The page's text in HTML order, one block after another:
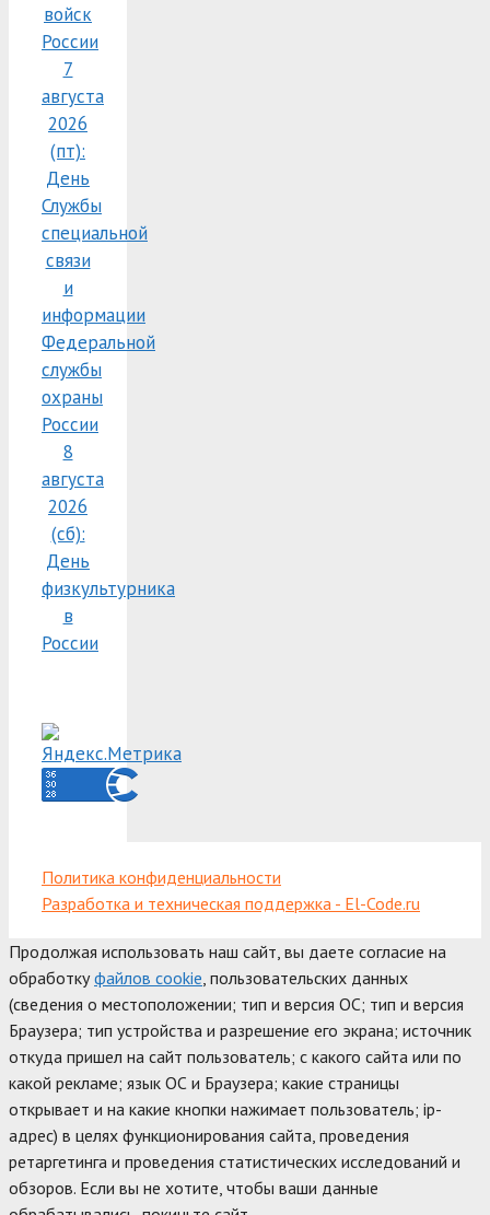
войск
России
7
августа
2026
(пт):
День
Службы
специальной
связи
и
информации
Федеральной
службы
охраны
России
8
августа
2026
(сб):
День
физкультурника
в
России
Политика конфиденциальности
Разработка и техническая поддержка - El-Code.ru
Продолжая использовать наш сайт, вы даете согласие на
обработкуфайлов cookie , пользовательских данных
(сведения о местоположении; тип и версия ОС; тип и версия
Браузера; тип устройства и разрешение его экрана; источник
откуда пришел на сайт пользователь; с какого сайта или по
какой рекламе; язык ОС и Браузера; какие страницы
открывает и на какие кнопки нажимает пользователь; ip-
адрес) в целях функционирования сайта, проведения
ретаргетинга и проведения статистических исследований и
обзоров. Если вы не хотите, чтобы ваши данные